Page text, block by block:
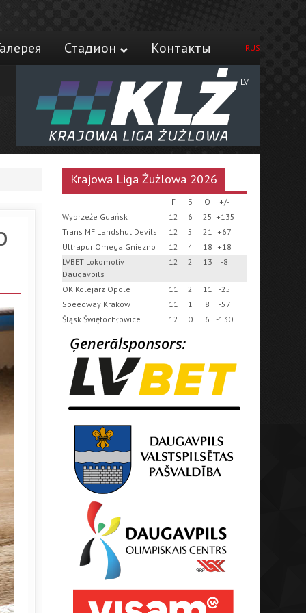
Стадион Контакты RUS
LV
Krajowa Liga Żużlowa 2026
Г Б О
+/-
Wybrzeże Gdańsk
12 6 25 +135
Trans MF Landshut Devils
12 5 21 +67
Ultrapur Omega Gniezno
12 4 18 +18
LVBET Lokomotiv
Daugavpils
12 2 13 -8
OK Kolejarz Opole 11 2 11
-25
Speedway Kraków
11 1 8
-57
Śląsk Świętochłowice
12 0 6 -130